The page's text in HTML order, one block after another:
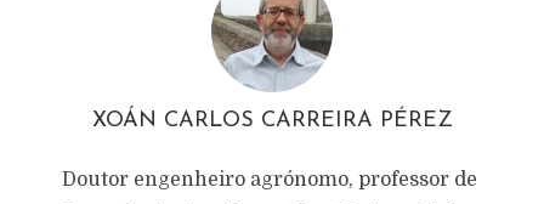
XOÁN CARLOS CARREIRA PÉREZ
Doutor engenheiro agrónomo, professor de